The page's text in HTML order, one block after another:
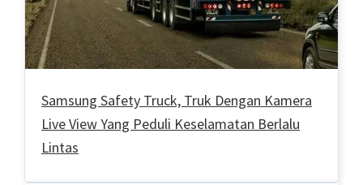
Samsung Safety Truck, Truk Dengan Kamera
Live View Yang Peduli Keselamatan Berlalu
Lintas